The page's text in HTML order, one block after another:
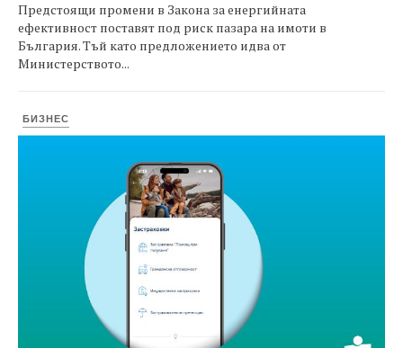
Предстоящи промени в Закона за енергийната
ефективност поставят под риск пазара на имоти в
България. Тъй като предложението идва от
Министерството...
БИЗНЕС